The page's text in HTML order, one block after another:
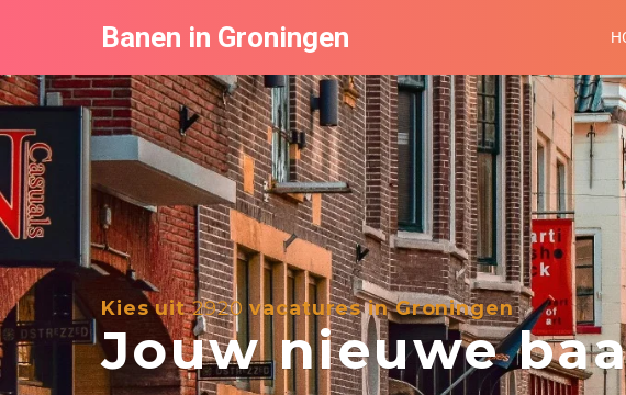
Banen in Groningen
Kies uit2920 vacatures in Groningen
Jouw nieuwe